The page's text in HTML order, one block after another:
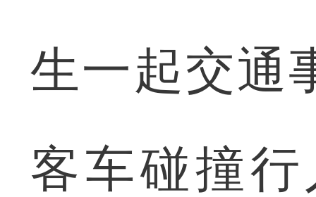
生一起交通
客车碰撞